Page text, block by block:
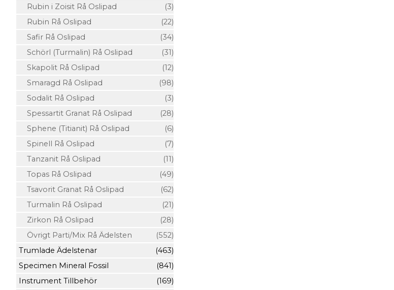
Rubin i Zoisit Rå Oslipad
(3)
Rubin Rå Oslipad
(22)
Safir Rå Oslipad
(34)
Schörl (Turmalin) Rå Oslipad
(31)
Skapolit Rå Oslipad
(12)
Smaragd Rå Oslipad
(98)
Sodalit Rå Oslipad
(3)
Spessartit Granat Rå Oslipad
(28)
Sphene (Titianit) Rå Oslipad
(6)
Spinell Rå Oslipad
(7)
Tanzanit Rå Oslipad
(11)
Topas Rå Oslipad
(49)
Tsavorit Granat Rå Oslipad
(62)
Turmalin Rå Oslipad
(21)
Zirkon Rå Oslipad
(28)
Övrigt Parti/Mix Rå Ädelsten
(552)
Trumlade Ädelstenar
(463)
Specimen Mineral Fossil
(841)
Instrument Tillbehör
(169)